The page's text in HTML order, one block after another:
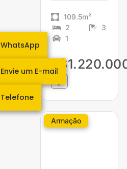
109.5m²
2
3
1
Armação
WhatsApp
Envie um E-mail
Telefone